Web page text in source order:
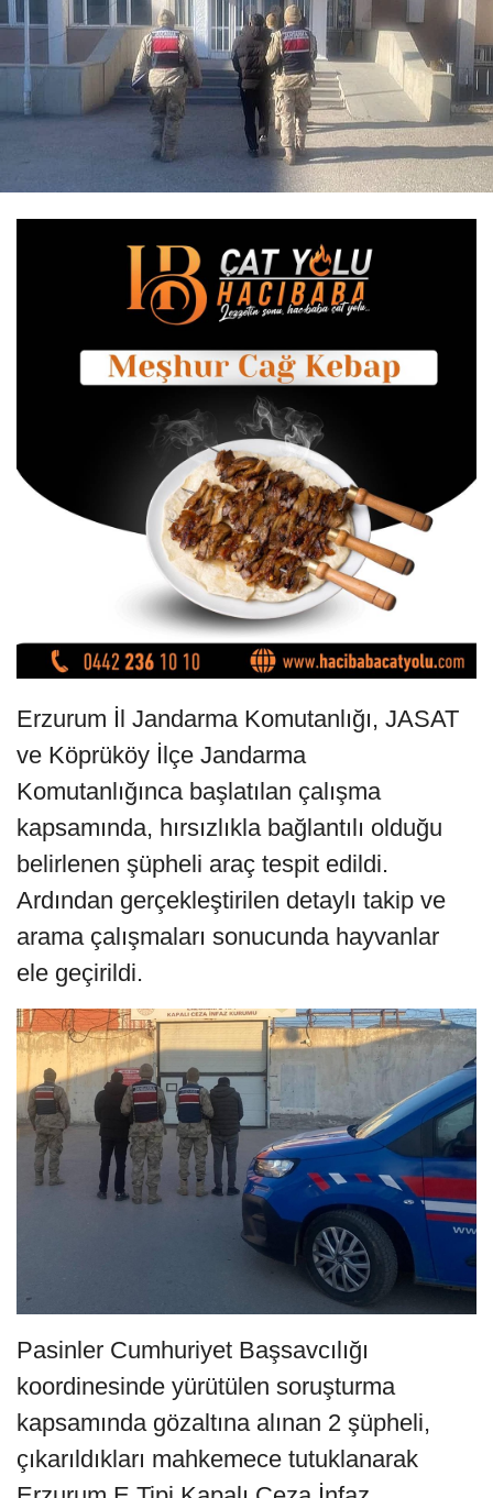
Erzurum İl Jandarma Komutanlığı, JASAT
ve Köprüköy İlçe Jandarma
Komutanlığınca başlatılan çalışma
kapsamında, hırsızlıkla bağlantılı olduğu
belirlenen şüpheli araç tespit edildi.
Ardından gerçekleştirilen detaylı takip ve
arama çalışmaları sonucunda hayvanlar
ele geçirildi.
Pasinler Cumhuriyet Başsavcılığı
koordinesinde yürütülen soruşturma
kapsamında gözaltına alınan 2 şüpheli,
çıkarıldıkları mahkemece tutuklanarak